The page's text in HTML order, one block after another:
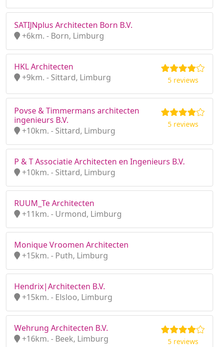
SATIJNplus Architecten Born B.V.
+6km. - Born, Limburg
HKL Architecten
+9km. - Sittard, Limburg
5 reviews
Povse & Timmermans architecten
ingenieurs B.V.
+10km. - Sittard, Limburg
5 reviews
P & T Associatie Architecten en Ingenieurs B.V.
+10km. - Sittard, Limburg
RUUM_Te Architecten
+11km. - Urmond, Limburg
Monique Vroomen Architecten
+15km. - Puth, Limburg
Hendrix|Architecten B.V.
+15km. - Elsloo, Limburg
Wehrung Architecten B.V.
+16km. - Beek, Limburg
5 reviews